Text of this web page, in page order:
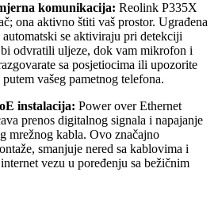
komunikacija: Reolink P335X
ona aktivno štiti vaš prostor. Ugrađena
se aktiviraju pri detekciji
odvratili uljeze, dok vam mikrofon i
sa posjetiocima ili upozorite
vašeg pametnog telefona.
instalacija: Power over Ethernet
prenos digitalnog signala i napajanje
mrežnog kabla. Ovo značajno
smanjuje nered sa kablovima i
vezu u poređenju sa bežičnim